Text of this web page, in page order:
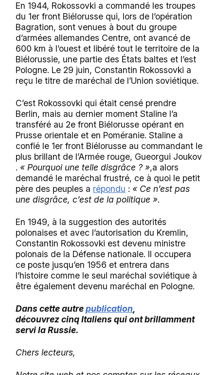
En 1944, Rokossovki a commandé les troupes
du 1er front Biélorusse qui, lors de l’opération
Bagration, sont venues à bout du groupe
d’armées allemandes Centre, ont avancé de
600 km à l’ouest et libéré tout le territoire de la
Biélorussie, une partie des États baltes et l’est
Pologne. Le 29 juin, Constantin Rokossovki a
reçu le titre de maréchal de l’Union soviétique.
C’est Rokossovki qui était censé prendre
Berlin, mais au dernier moment Staline l’a
transféré au 2e front Biélorusse opérant en
Prusse orientale et en Poméranie. Staline a
confié le 1er front Biélorusse au commandant le
plus brillant de l’Armée rouge, Gueorgui Joukov
. « Pourquoi une telle disgrâce ? »,a alors
demandé le maréchal frustré, ce à quoi le petit
père des peuples a répondu : « Ce n’est pas
une disgrâce, c’est de la politique ».
En 1949, à la suggestion des autorités
polonaises et avec l’autorisation du Kremlin,
Constantin Rokossovki est devenu ministre
polonais de la Défense nationale. Il occupera
ce poste jusqu’en 1956 et entrera dans
l’histoire comme le seul maréchal soviétique à
être également devenu maréchal en Pologne.
Dans cette autrepublication,
découvrez cinq Italiens qui ont brillamment
servi la Russie.
Chers lecteurs,